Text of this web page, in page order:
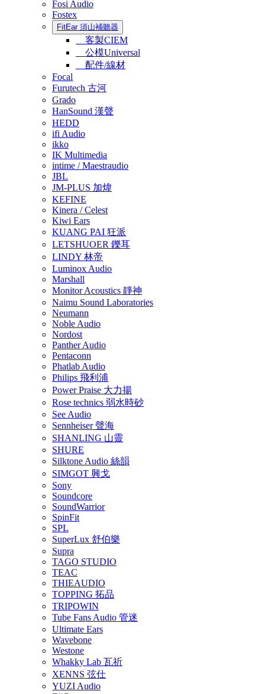
Fosi Audio
Fostex
FitEar 須山補聽器
客製CIEM
公模Universal
配件/線材
Focal
Furutech 古河
Grado
HanSound 漢聲
HEDD
ifi Audio
ikko
IK Multimedia
intime / Maestraudio
JBL
JM-PLUS 加煒
KEFINE
Kinera / Celest
Kiwi Ears
KUANG PAI 狂派
LETSHUOER 鑠耳
LINDY 林帝
Luminox Audio
Marshall
Monitor Acoustics 靜神
Naimu Sound Laboratories
Neumann
Noble Audio
Nordost
Panther Audio
Pentaconn
Phatlab Audio
Philips 飛利浦
Power Praise 大力揚
Rose technics 弱水時砂
See Audio
Sennheiser 聲海
SHANLING 山靈
SHURE
Silktone Audio 絲韻
SIMGOT 興戈
Sony
Soundcore
SoundWarrior
SpinFit
SPL
SuperLux 舒伯樂
Supra
TAGO STUDIO
TEAC
THIEAUDIO
TOPPING 拓品
TRIPOWIN
Tube Fans Audio 管迷
Ultimate Ears
Wavebone
Westone
Whakky Lab 瓦祈
XENNS 弦仕
YUZI Audio